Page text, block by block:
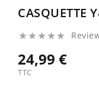
CASQUETTE
    
24,99 €
TTC